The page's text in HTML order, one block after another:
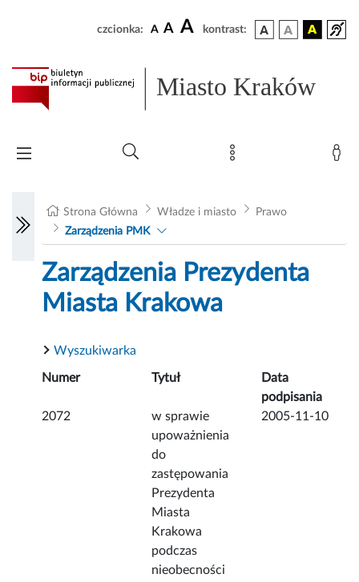
czcionka: A A A kontrast:
Miasto Kraków
Strona Główna Władze i miasto
Prawo
Zarządzenia PMK
Zarządzenia Prezydenta
Miasta Krakowa
Wyszukiwarka
Numer Tytuł
Data
podpisania
2072
w sprawie
upoważnienia
do
zastępowania
Prezydenta
Miasta
Krakowa
podczas
nieobecności
2005-11-10